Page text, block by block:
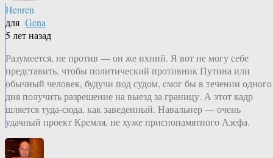
Henren
для Gena
5 лет назад
Разумеется, не против — он же ихний. Я вот не могу себе
представить, чтобы политический противник Путина или
обычный человек, будучи под судом, смог бы в течении одного
дня получить разрешение на выезд за границу. А этот кадр
шляется туда-сюда, как заведенный. Навальнер — очень
удачный проект Кремля, не хуже приснопамятного Азефа.